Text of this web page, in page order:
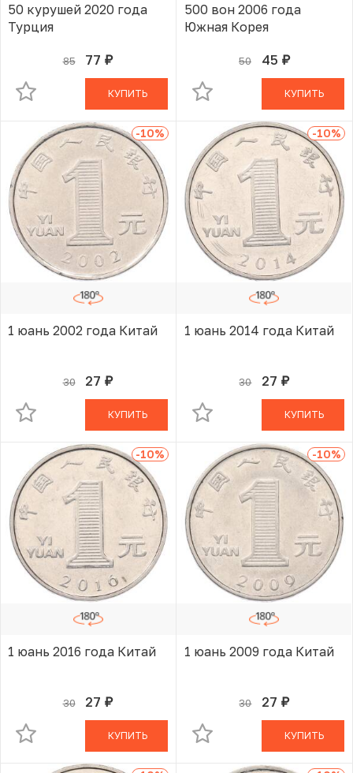
50 курушей 2020 года
Турция
85 77 руб.
В КОРЗИНЕ
КУПИТЬ
500 вон 2006 года
Южная Корея
50 45 руб.
В КОРЗИНЕ
КУПИТЬ
-10%
1 юань 2002 года Китай
30 27 руб.
В КОРЗИНЕ
КУПИТЬ
-10%
1 юань 2014 года Китай
30 27 руб.
В КОРЗИНЕ
КУПИТЬ
-10%
1 юань 2016 года Китай
30 27 руб.
В КОРЗИНЕ
КУПИТЬ
-10%
1 юань 2009 года Китай
30 27 руб.
В КОРЗИНЕ
КУПИТЬ